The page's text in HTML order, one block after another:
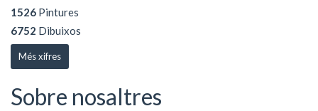
1526 Pintures
6752 Dibuixos
Més xifres
Sobre nosaltres